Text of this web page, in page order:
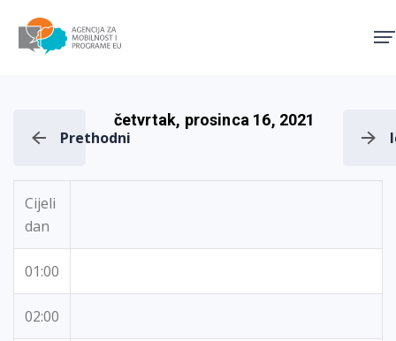
Prethodni
četvrtak, prosinca 16, 2021
Cijeli
dan
01:00
02:00